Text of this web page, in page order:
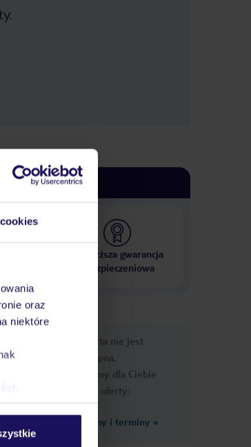
oraz
niektóre
Najwyższa gwarancja
ubezpieczeniowa
Ups, ta oferta nie jest
dostępna.
Przygotowaliśmy dla Ciebie
podobne oferty:
Zobacz inne ceny i terminy »